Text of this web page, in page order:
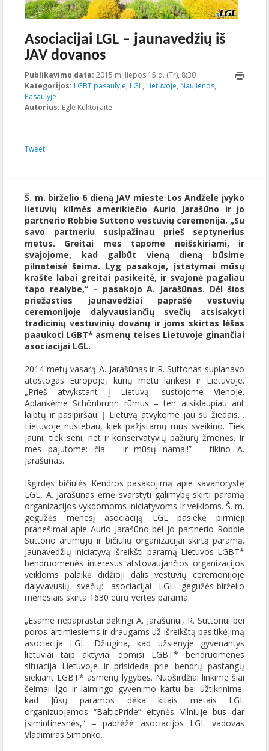
Asociacijai LGL – jaunavedžių iš
JAV dovanos
Publikavimo data: 2015 m. liepos 15 d. (Tr), 8:30
17T17:16:52+00:00
Kategorijos: LGBT pasaulyje, LGL, Lietuvoje, Naujienos,
Pasaulyje
Autorius: Eglė Kuktoraitė
Tweet
Š. m. birželio 6 dieną JAV mieste Los Andžele įvyko
lietuvių kilmės amerikiečio Aurio Jarašūno ir jo
partnerio Robbie Suttono vestuvių ceremonija. „Su
savo partneriu susipažinau prieš septynerius
metus. Greitai mes tapome neišskiriami, ir
svajojome, kad galbūt vieną dieną būsime
pilnateisė šeima. Lyg pasakoje, įstatymai mūsų
krašte labai greitai pasikeitė, ir svajonė pagaliau
tapo realybe,“ – pasakojo A. Jarašūnas. Dėl šios
priežasties jaunavedžiai paprašė vestuvių
ceremonijoje dalyvausiančių svečių atsisakyti
tradicinių vestuvinių dovanų ir joms skirtas lėšas
paaukoti LGBT* asmenų teises Lietuvoje ginančiai
asociacijai LGL.
2014 metų vasarą A. Jarašūnas ir R. Suttonas suplanavo
atostogas Europoje, kurių metu lankėsi ir Lietuvoje.
„Prieš atvykstant į Lietuvą, sustojome Vienoje.
Aplankėme Schönbrunn rūmus – ten atsiklaupiau ant
laiptų ir pasipiršau. Į Lietuvą atvykome jau su žiedais…
Lietuvoje nustebau, kiek pažįstamų mus sveikino. Tiek
jauni, tiek seni, net ir konservatyvių pažiūrų žmonės. Ir
mes pajutome: čia – ir mūsų namai!” – tikino A.
Jarašūnas.
Išgirdęs bičiulės Kendros pasakojimą apie savanorystę
LGL, A. Jarašūnas ėmė svarstyti galimybę skirti paramą
organizacijos vykdomoms iniciatyvoms ir veikloms. Š. m.
gegužės mėnesį asociaciją LGL pasiekė pirmieji
pranešimai apie Aurio Jarašūno bei jo partnerio Robbie
Suttono artimųjų ir bičiulių organizacijai skirtą paramą.
Jaunavedžių iniciatyvą išreikšti paramą Lietuvos LGBT*
bendruomenės interesus atstovaujančios organizacijos
veikloms palaikė didžioji dalis vestuvių ceremonijoje
dalyvavusių svečių: asociacijai LGL gegužės-birželio
mėnesiais skirta 1630 eurų vertės parama.
„Esame nepaprastai dėkingi A. Jarašūnui, R. Suttonui bei
poros artimiesiems ir draugams už išreikštą pasitikėjimą
asociacija LGL. Džiugina, kad užsienyje gyvenantys
lietuviai taip aktyviai domisi LGBT* bendruomenės
situacija Lietuvoje ir prisideda prie bendrų pastangų
siekiant LGBT* asmenų lygybės. Nuoširdžiai linkime šiai
šeimai ilgo ir laimingo gyvenimo kartu bei užtikrinime,
kad Jūsų paramos dėka kitais metais LGL
organizuojamos “BalticPride” eitynės Vilniuje bus dar
įsimintinesnės,“ – pabrėžė asociacijos LGL vadovas
Vladimiras Simonko.